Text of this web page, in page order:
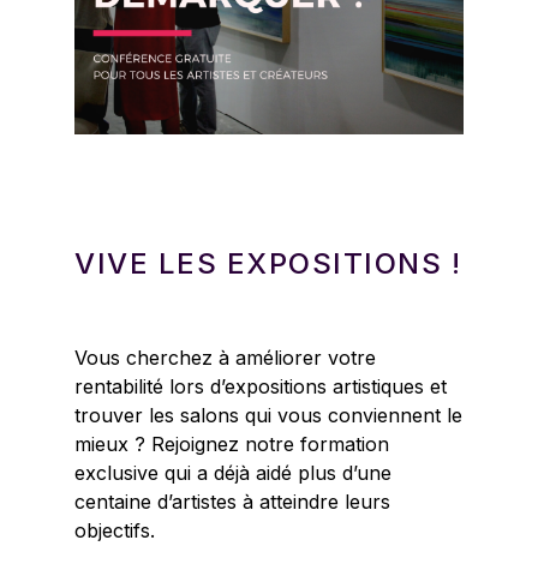
VIVE LES EXPOSITIONS !
Vous cherchez à améliorer votre
rentabilité lors d’expositions artistiques et
trouver les salons qui vous conviennent le
mieux ? Rejoignez notre formation
exclusive qui a déjà aidé plus d’une
centaine d’artistes à atteindre leurs
objectifs.